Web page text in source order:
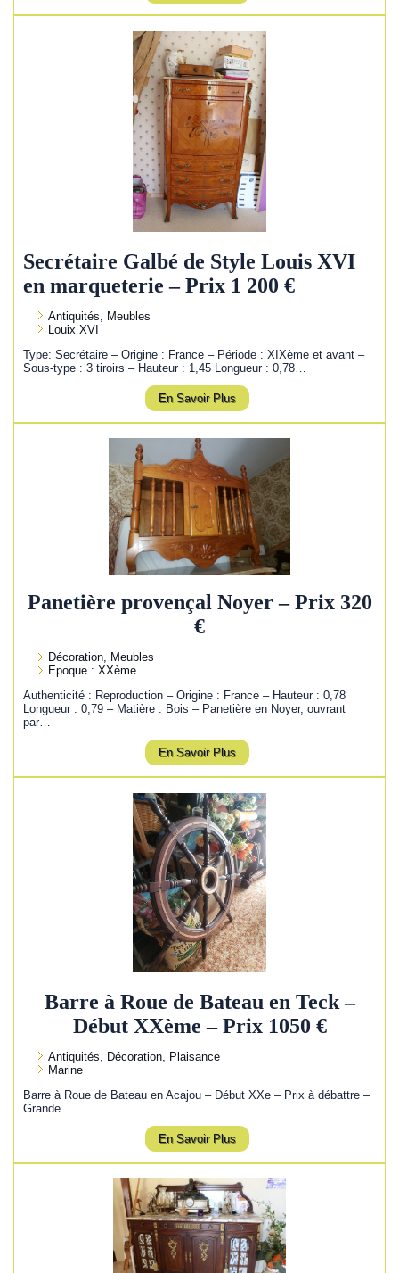
Secrétaire Galbé de Style Louis XVI
en marqueterie – Prix 1 200 €
Antiquités, Meubles
Louix XVI
Type: Secrétaire – Origine : France – Période : XIXème et avant –
Sous-type : 3 tiroirs – Hauteur : 1,45 Longueur : 0,78…
En Savoir Plus
Panetière provençal Noyer – Prix 320
€
Décoration, Meubles
Epoque : XXème
Authenticité : Reproduction – Origine : France – Hauteur : 0,78
Longueur : 0,79 – Matière : Bois – Panetière en Noyer, ouvrant
par…
En Savoir Plus
Barre à Roue de Bateau en Teck –
Début XXème – Prix 1050 €
Antiquités, Décoration, Plaisance
Marine
Barre à Roue de Bateau en Acajou – Début XXe – Prix à débattre –
Grande…
En Savoir Plus